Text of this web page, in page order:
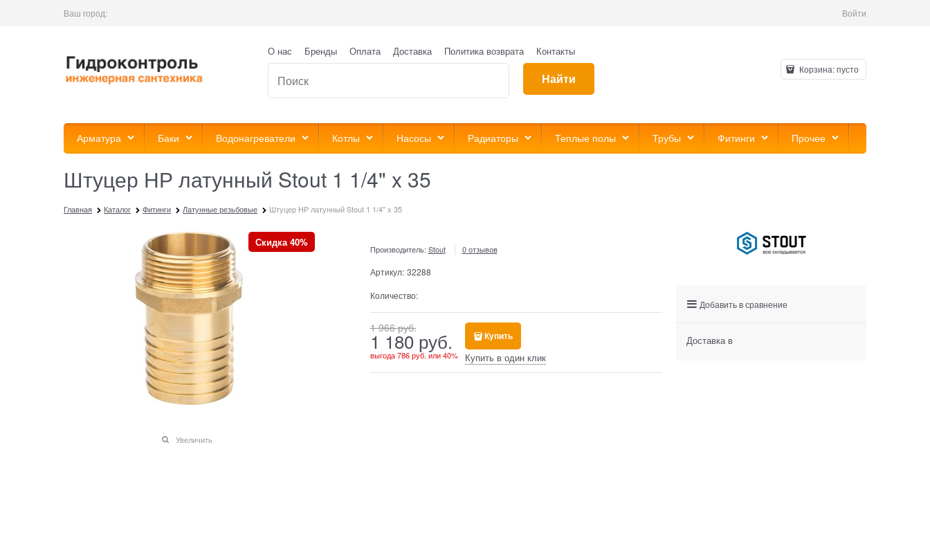
Ваш город: Войти
О нас Бренды Оплата Доставка Политика возврата Контакты
Найти
Корзина:пусто
Арматура Баки Водонагреватели Котлы Насосы Радиаторы Теплые полы Трубы Фитинги Прочее
Штуцер НР латунный Stout 1 1/4" x 35
Главная Каталог Фитинги Латунные резьбовые Штуцер НР латунный Stout 1 1/4" x 35
Скидка 40%
Увеличить
Производитель: Stout 0 отзывов
Артикул: 32288
Количество:
1 966 руб.
1 180 руб.
выгода786 руб. или40%
Купить
Купить в один клик
Добавить в сравнение
Доставка в